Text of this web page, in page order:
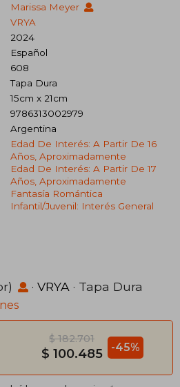
Marissa Meyer
VRYA
2024
Español
608
Tapa Dura
15cm x 21cm
9786313002979
Argentina
Edad De Interés: A Partir De 16
Años, Aproximadamente
Edad De Interés: A Partir De 17
Años, Aproximadamente
Fantasía Romántica
Infantil/juvenil: Interés General
· VRYA · Tapa Dura
$ 182.701
$ 100.485 -45%